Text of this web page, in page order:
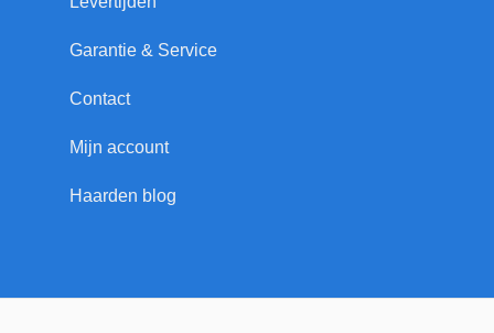
Garantie & Service
Contact
Mijn account
Haarden blog